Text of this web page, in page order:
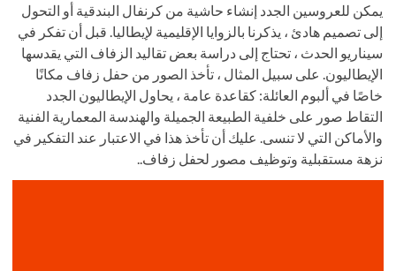
يمكن للعروسين الجدد إنشاء حاشية من كرنفال البندقية أو التحول
إلى تصميم هادئ ، يذكرنا بالزوايا الإقليمية لإيطاليا. قبل أن تفكر في
سيناريو الحدث ، تحتاج إلى دراسة بعض تقاليد الزفاف التي يقدسها
الإيطاليون. على سبيل المثال ، تأخذ الصور من حفل زفاف مكانًا
خاصًا في ألبوم العائلة: كقاعدة عامة ، يحاول الإيطاليون الجدد
التقاط صور على خلفية الطبيعة الجميلة والهندسة المعمارية الفنية
والأماكن التي لا تنسى. عليك أن تأخذ هذا في الاعتبار عند التفكير في
نزهة مستقبلية وتوظيف مصور لحفل زفاف..